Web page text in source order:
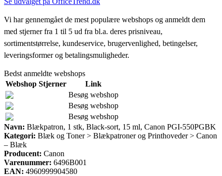
Vi har gennemgået de mest populære webshops og anmeldt dem
med stjerner fra 1 til 5 ud fra bl.a. deres prisniveau,
sortimentstørrelse, kundeservice, brugervenlighed, betingelser,
leveringsformer og betalingsmuligheder.
Bedst anmeldte webshops
Webshop Stjerner
Link
Besøg webshop
Besøg webshop
Besøg webshop
Navn: Blækpatron, 1 stk, Black-sort, 15 ml, Canon PGI-550PGBK
Kategori: Blæk og Toner > Blækpatroner og Printhoveder > Canon
– Blæk
Producent: Canon
Varenummer: 6496B001
EAN: 4960999904580